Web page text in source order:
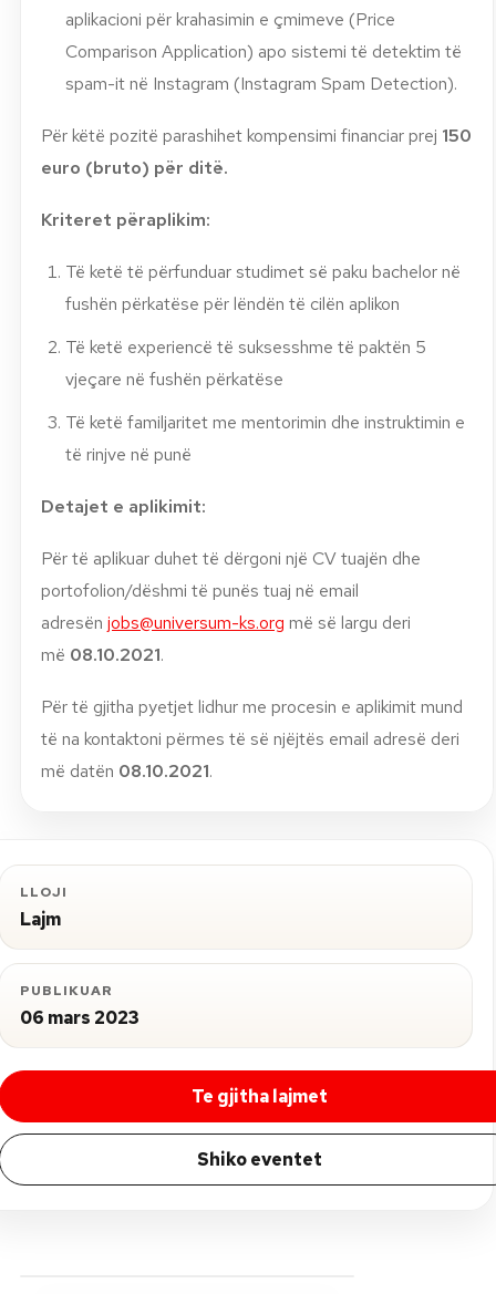
aplikacioni për krahasimin e çmimeve (Price
Comparison Application) apo sistemi të detektim të
spam-it në Instagram (Instagram Spam Detection).
Për këtë pozitë parashihet kompensimi financiar prej 150
euro (bruto) për ditë.
Kriteret përaplikim:
Të ketë të përfunduar studimet së paku bachelor në
fushën përkatëse për lëndën të cilën aplikon
Të ketë experiencë të suksesshme të paktën 5
vjeçare në fushën përkatëse
Të ketë familjaritet me mentorimin dhe instruktimin e
të rinjve në punë
Detajet e aplikimit:
Për të aplikuar duhet të dërgoni një CV tuajën dhe
portofolion/dëshmi të punës tuaj në email
adresën jobs@universum-ks.org më së largu deri
më 08.10.2021.
Për të gjitha pyetjet lidhur me procesin e aplikimit mund
të na kontaktoni përmes të së njëjtës email adresë deri
më datën 08.10.2021.
LLOJI
Lajm
PUBLIKUAR
06 mars 2023
Te gjitha lajmet
Shiko eventet